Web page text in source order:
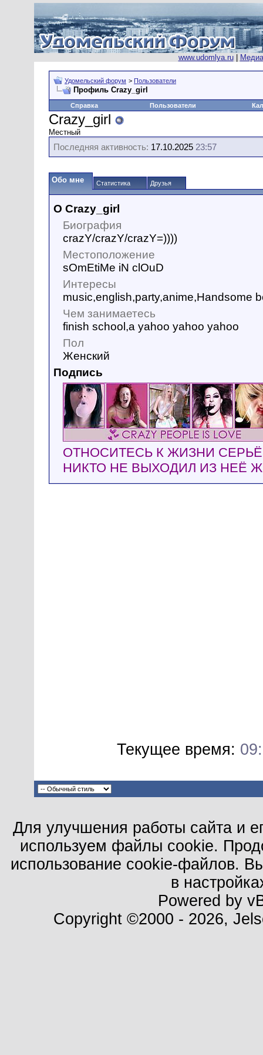
www.udomlya.ru|
Удомельский форум > Пользователи
Профиль Crazy_girl
Справка Пользователи
Crazy_girl
Местный
Последняя активность: 17.10.2025 23:57
Обо мне Статистика Друзья
О Crazy_girl
Биография
crazY/crazY/crazY=))))
Местоположение
sOmEtiMe iN clOuD
Интересы
music,english,party,anime,Handsome
Чем занимаетесь
finish school,a yahoo yahoo yahoo
Пол
Женский
Подпись
ОТНОСИТЕСЬ К ЖИЗНИ
НИКТО НЕ ВЫХОДИЛ ИЗ НЕЁ
Текущее время:
Для улучшения работы сайта и
используем файлы cookie.
использование cookie-файлов.
в
Powered by
Copyright ©2000 - 2026,